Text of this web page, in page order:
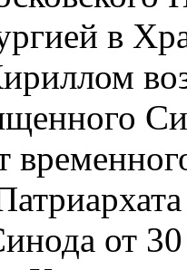
в
от 30